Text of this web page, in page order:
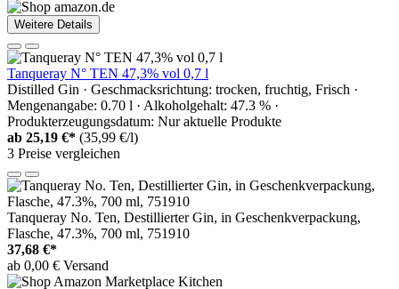
Weitere Details
Tanqueray N° TEN 47,3% vol 0,7 l
Distilled Gin · Geschmacksrichtung: trocken, fruchtig, Frisch ·
Mengenangabe: 0.70 l · Alkoholgehalt: 47.3 % ·
Produkterzeugungsdatum: Nur aktuelle Produkte
ab 25,19 €* (35,99 €/l)
3 Preise vergleichen
Tanqueray No. Ten, Destillierter Gin, in Geschenkverpackung,
Flasche, 47.3%, 700 ml, 751910
37,68 €*
ab 0,00 € Versand